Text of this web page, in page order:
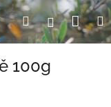
HledatPřihlášení
100g